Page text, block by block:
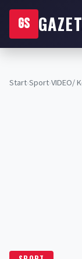
GS
Start›Sport›VIDEO/